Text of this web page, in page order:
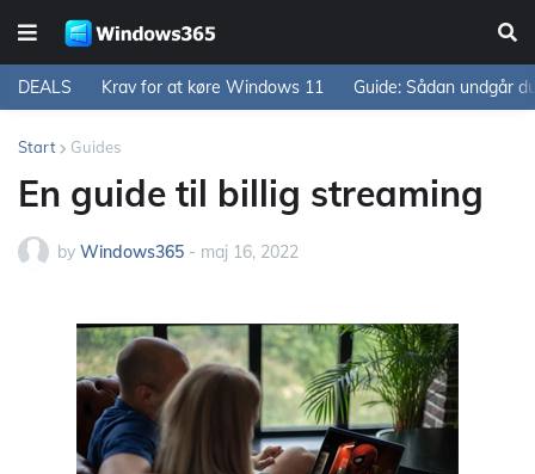
DEALS Krav for at køre Windows 11 Guide: Sådan undgår
Start Guides
En guide til billig streaming
by Windows365 - maj 16, 2022